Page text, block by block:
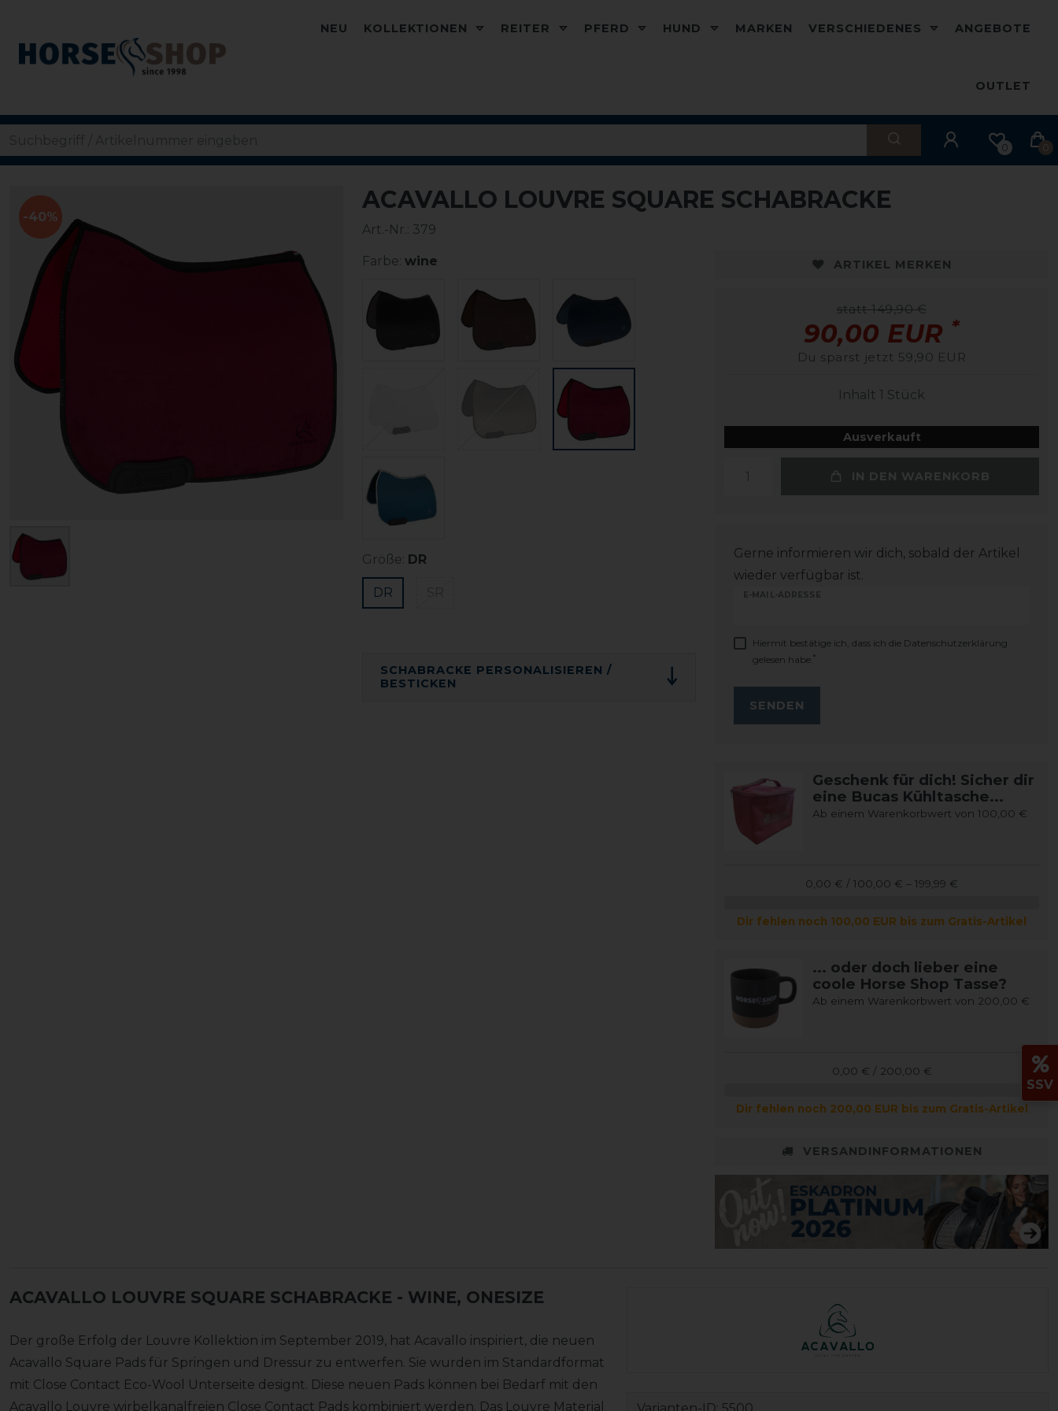
NEU KOLLEKTIONEN REITER PFERD HUND MARKEN VERSCHIEDENES ANGEBOTE
OUTLET
0 0
-40%
ACAVALLO LOUVRE SQUARE SCHABRACKE
Art.-Nr.: 379
Farbe: wine
Größe: DR
DR
SCHABRACKE PERSONALISIEREN /
BESTICKEN
ARTIKEL MERKEN
statt 149,90 €
90,00 EUR *
Du sparst jetzt 59,90 EUR
Inhalt 1 Stück
Ausverkauft
IN DEN WARENKORB
Gerne informieren wir dich, sobald der Artikel
wieder verfügbar ist.
E-MAIL-ADRESSE
Hiermit bestätige ich, dass ich die Daten­schutz­erklärung
gelesen habe. *
SENDEN
Geschenk für dich! Sicher dir
eine Bucas Kühltasche...
Ab einem Warenkorbwert von 100,00 €
0,00 € / 100,00 € – 199,99 €
Dir fehlen noch 100,00 EUR bis zum Gratis-Artikel
... oder doch lieber eine
coole Horse Shop Tasse?
Ab einem Warenkorbwert von 200,00 €
0,00 € / 200,00 €
Dir fehlen noch 200,00 EUR bis zum Gratis-Artikel
VERSANDINFORMATIONEN
ACAVALLO LOUVRE SQUARE SCHABRACKE - WINE, ONESIZE
Der große Erfolg der Louvre Kollektion im September 2019, hat Acavallo inspiriert, die neuen
Acavallo Square Pads für Springen und Dressur zu entwerfen. Sie wurden im Standardformat
mit Close Contact Eco-Wool Unterseite designt. Diese neuen Pads können bei Bedarf mit den
Acavallo Louvre wirbelkanalfreien Close Contact Pads kombiniert werden. Das Louvre Material
Varianten-ID: 5500
SSV